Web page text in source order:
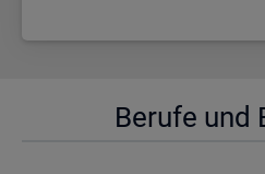
Be­ru­fe und